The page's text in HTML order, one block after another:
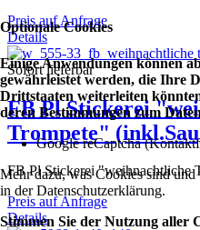
Preis auf Anfrage
Details
Sofort lieferbar
FB Pl Stickerei
Trompete"
FB Pl Stickerei "weihnachtliche
Preis auf Anfrage
Details
Optionale Cookies
Einige Anwendungen können
gewährleistet werden, die Ihre
Drittstaaten weiterleiten
deren Bestimmungen zum
Google reCaptcha
Mehr dazu, was Cookies sind
in der Datenschutzerklärung.
Stimmen Sie der Nutzung aller